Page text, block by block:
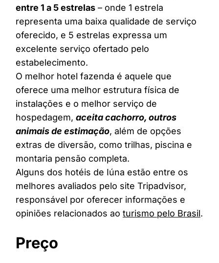
entre 1 a 5 estrelas – onde 1 estrela
representa uma baixa qualidade de serviço
oferecido, e 5 estrelas expressa um
excelente serviço ofertado pelo
estabelecimento.
O melhor hotel fazenda é aquele que
oferece uma melhor estrutura física de
instalações e o melhor serviço de
hospedagem, aceita cachorro, outros
animais de estimação, além de opções
extras de diversão, como trilhas, piscina e
montaria pensão completa.
Alguns dos hotéis de Iúna estão entre os
melhores avaliados pelo site Tripadvisor,
responsável por oferecer informações e
opiniões relacionados ao turismo pelo Brasil.
Preço